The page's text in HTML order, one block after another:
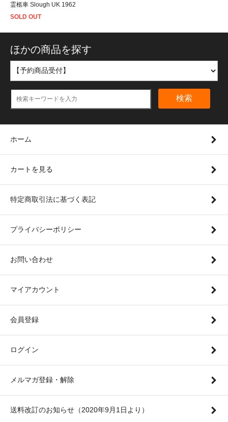
霊柩車 Slough UK 1962
SOLD OUT
ほかの商品を探す
検索
ホーム
カートを見る
特定商取引法に基づく表記
プライバシーポリシー
お問い合わせ
マイアカウント
会員登録
ログイン
メルマガ登録・解除
送料改訂のお知らせ（2020年9月1日より）